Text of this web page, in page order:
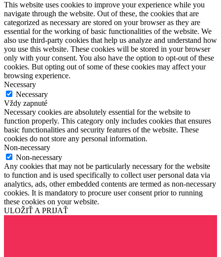
This website uses cookies to improve your experience while you
navigate through the website. Out of these, the cookies that are
categorized as necessary are stored on your browser as they are
essential for the working of basic functionalities of the website. We
also use third-party cookies that help us analyze and understand how
you use this website. These cookies will be stored in your browser
only with your consent. You also have the option to opt-out of these
cookies. But opting out of some of these cookies may affect your
browsing experience.
Necessary
Necessary
Vždy zapnuté
Necessary cookies are absolutely essential for the website to
function properly. This category only includes cookies that ensures
basic functionalities and security features of the website. These
cookies do not store any personal information.
Non-necessary
Non-necessary
Any cookies that may not be particularly necessary for the website
to function and is used specifically to collect user personal data via
analytics, ads, other embedded contents are termed as non-necessary
cookies. It is mandatory to procure user consent prior to running
these cookies on your website.
ULOŽIŤ A PRIJAŤ